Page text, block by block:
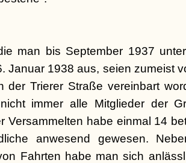
man bis September 1937
Januar 1938 aus, seien zumeist
der Trierer Straße vereinbart
immer alle Mitglieder der
Versammelten habe einmal 14
anwesend gewesen.
Fahrten habe man sich